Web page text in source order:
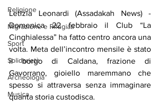
Religione
Migrazione e Rifugiati
Sport
Solidarietà
Archeologia
Musica
Letizia Leonardi (Assadakah News) -
Domenica 22 febbraio il Club “La
Cinghialessa” ha fatto centro ancora una
volta. Meta dell’incontro mensile è stato
il borgo di Caldana, frazione di
Gavorrano, gioiello maremmano che
spesso si attraversa senza immaginare
quanta storia custodisca.